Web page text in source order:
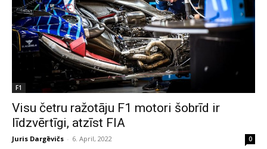
F1
Visu četru ražotāju F1 motori šobrīd ir
līdzvērtīgi, atzīst FIA
Juris Dargēvičs - 6. April, 2022 0